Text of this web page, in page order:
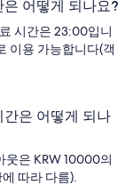
어떻게 되나요?
시간은 23:00입니
이용 가능합니다(객
은 어떻게 되나
웃은 KRW 10000의
따라 다름).